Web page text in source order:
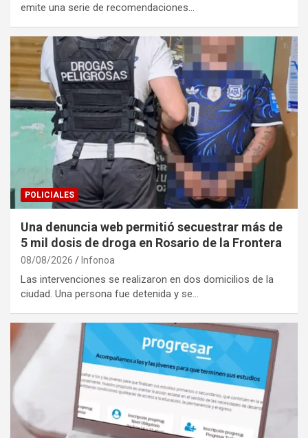
emite una serie de recomendaciones…
POLICIALES
Una denuncia web permitió secuestrar más de
5 mil dosis de droga en Rosario de la Frontera
08/08/2026 Infonoa
Las intervenciones se realizaron en dos domicilios de la
ciudad. Una persona fue detenida y se…